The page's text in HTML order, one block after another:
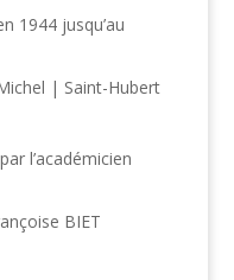
1944 jusqu’au
| Saint-Hubert
l’académicien
BIET